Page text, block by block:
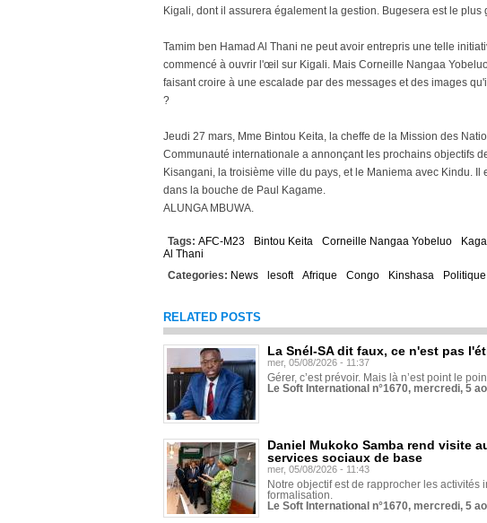
Kigali, dont il assurera également la gestion. Bugesera est le
Tamim ben Hamad Al Thani ne peut avoir entrepris une telle
commencé à ouvrir l'œil sur Kigali. Mais Corneille Nangaa
faisant croire à une escalade par des messages et des images
?
Jeudi 27 mars, Mme Bintou Keita, la cheffe de la Mission des
Communauté internationale a annonçant les prochains objectifs
Kisangani, la troisième ville du pays, et le Maniema avec Kindu.
dans la bouche de Paul Kagame.
ALUNGA MBUWA.
Tags: AFC-M23 Bintou Keita Corneille Nangaa Yobeluo
Al Thani
Categories: News lesoft Afrique Congo Kinshasa Politique
RELATED POSTS
La Snél-SA dit faux, ce n'est pas
mer, 05/08/2026 - 11:37
Gérer, c’est prévoir. Mais là n’est point le
Le Soft International n°1670, mercredi, 5
Daniel Mukoko Samba rend visite
services sociaux de base
mer, 05/08/2026 - 11:43
Notre objectif est de rapprocher les
formalisation.
Le Soft International n°1670, mercredi, 5